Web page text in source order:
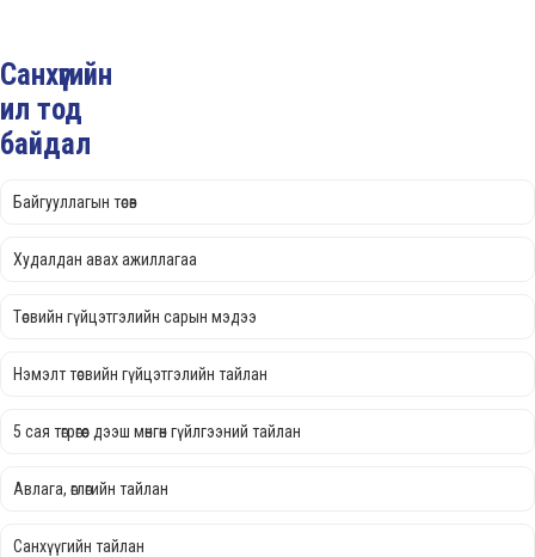
Санхүүгийн
ил тод
байдал
Байгууллагын төсөв
Худалдан авах ажиллагаа
Төсвийн гүйцэтгэлийн сарын мэдээ
Нэмэлт төсвийн гүйцэтгэлийн тайлан
5 сая төгрөгөөс дээш мөнгөн гүйлгээний тайлан
Авлага, өглөгийн тайлан
Санхүүгийн тайлан